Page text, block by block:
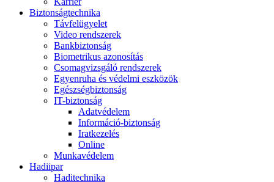
Biztonságtechnika
Távfelügyelet
Video rendszerek
Bankbiztonság
Biometrikus azonosítás
Csomagvizsgáló rendszerek
Egyenruha és védelmi eszközök
Egészségbiztonság
IT-biztonság
Adatvédelem
Információ-biztonság
Iratkezelés
Online
Munkavédelem
Hadiipar
Haditechnika